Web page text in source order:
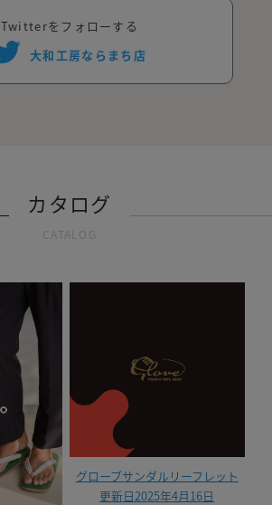
Twitterをフォローする
大和工房ならまち店
カタログ
CATALOG
グローブサンダルリーフレット
更新日2025年4月16日